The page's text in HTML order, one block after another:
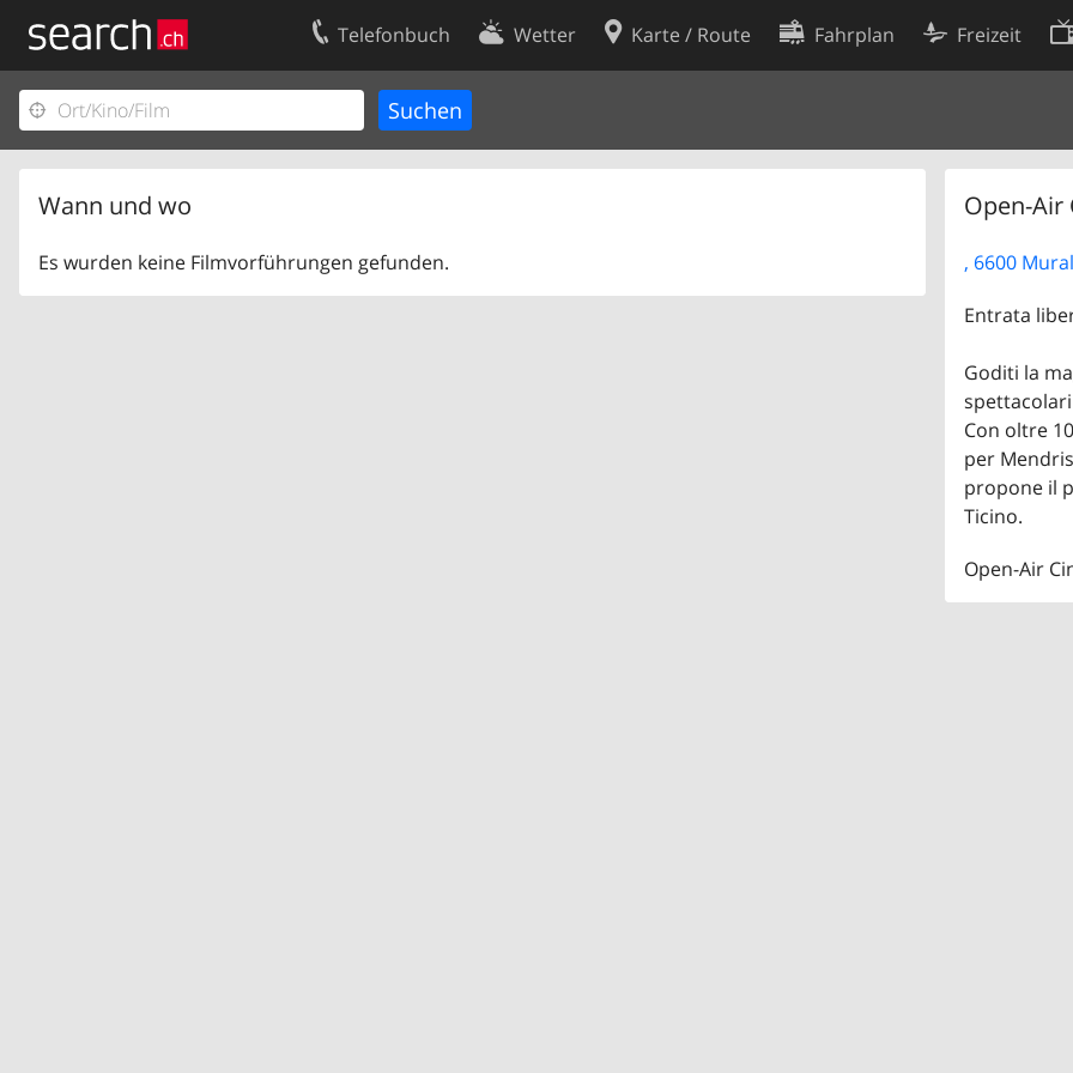
Telefonbuch Wetter Karte / Route Fahrplan Freizeit
Wann und wo
Es wurden keine Filmvorführungen gefunden.
Open-Air
, 6600
Entrata
Goditi la
Con oltre
per
propone il
Ticino.
Open-Air
Ihr Eintrag
Kundencenter Geschäftskunden
Kontakt
Nutzungsbedingungen
Cookie-Einstellungen